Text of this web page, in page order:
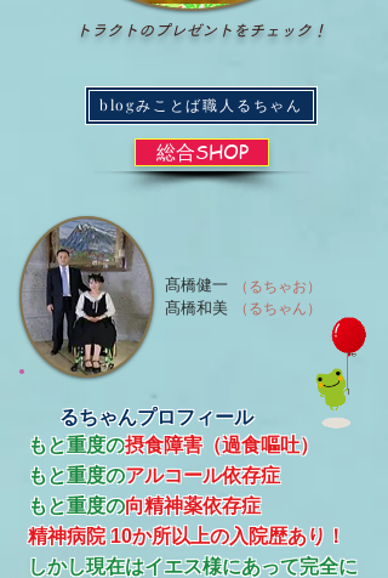
トラクトのプレゼントをチェック！
blogみことば職人るちゃん
総合SHOP
（るちゃお）
（るちゃん）
髙橋健一
髙橋和美
るちゃんプロフィール
もと重度の摂食障害（過食嘔吐）
もと重度のアルコール依存症
​もと重度の向精神薬依存症
精神病院 10か所以上の入院歴あり！
​しかし現在はイエス様にあって完全に